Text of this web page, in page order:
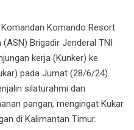
Komandan Komando Resort
Brigadir Jenderal TNI
kerja (Kunker) ke
pada Jumat (28/6/24).
silaturahmi dan
pangan, mengingat Kukar
di Kalimantan Timur.